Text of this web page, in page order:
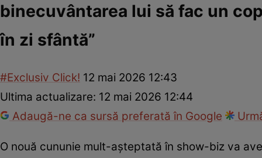
binecuvântarea lui să fac un
în zi sfântă”
#Exclusiv Click! 12 mai 2026 12:43
Ultima actualizare: 12 mai 2026 12:44
Adaugă-ne ca sursă preferată în Google
O nouă cununie mult-așteptată în show-biz va